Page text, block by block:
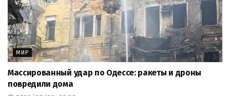
МИР
Массированный удар по Одессе: ракеты и дроны
повредили дома